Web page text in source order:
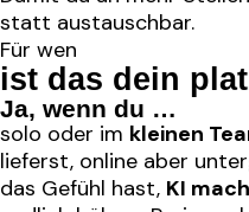
statt austauschbar.
Für wen
ist das dein
Ja, wenn du …
solo oder im kleinen
lieferst, online aber
das Gefühl hast, KI